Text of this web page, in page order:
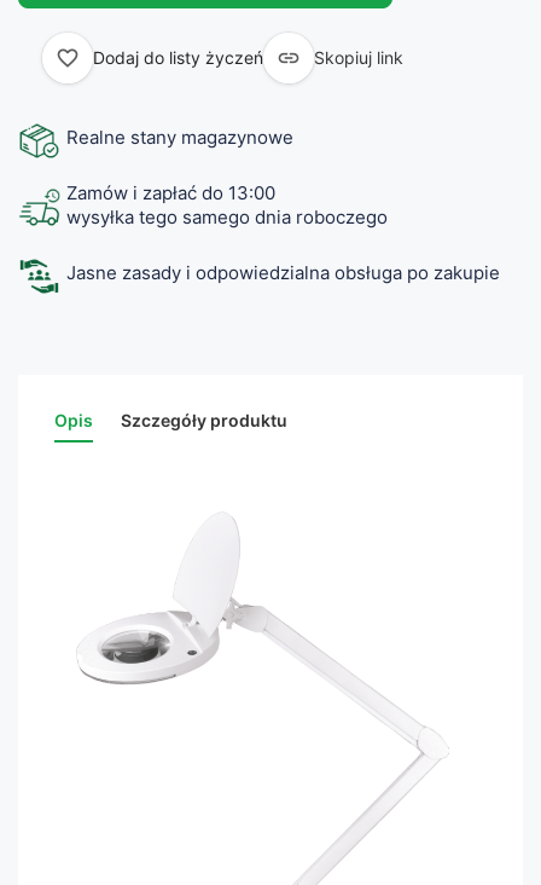
favorite_border Dodaj do listy życzeń  Skopiuj link
Realne stany magazynowe
Zamów i zapłać do 13:00
wysyłka tego samego dnia roboczego
Jasne zasady i odpowiedzialna obsługa po zakupie
Opis Szczegóły produktu